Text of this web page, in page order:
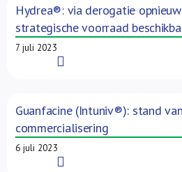
Hydrea®: via derogatie
strategische voorraad
7 juli 2023
Guanfacine (Intuniv®): stand
commercialisering
6 juli 2023